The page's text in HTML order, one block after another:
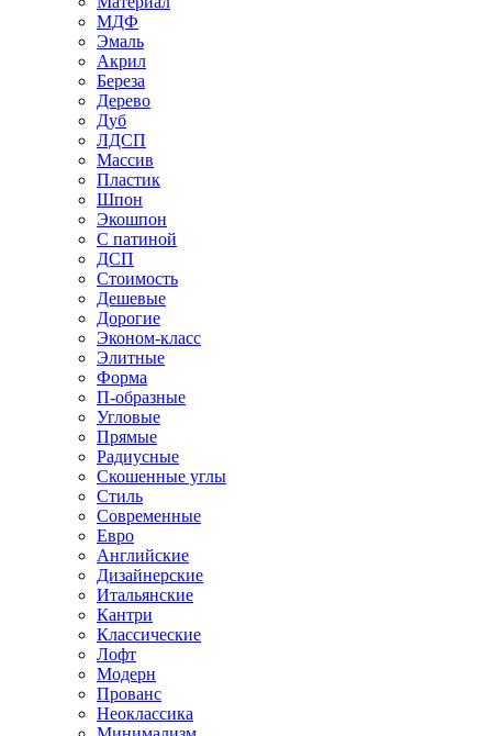
МДФ
Эмаль
Акрил
Береза
Дерево
Дуб
ЛДСП
Массив
Пластик
Шпон
Экошпон
С патиной
ДСП
Стоимость
Дешевые
Дорогие
Эконом-класс
Элитные
Форма
П-образные
Угловые
Прямые
Радиусные
Скошенные углы
Стиль
Современные
Евро
Английские
Дизайнерские
Итальянские
Кантри
Классические
Лофт
Модерн
Прованс
Неоклассика